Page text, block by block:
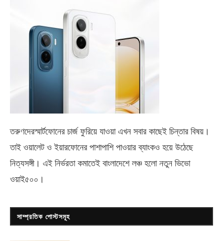
তরুণদেরস্মার্টফোনের চার্জ ফুরিয়ে যাওয়া এখন সবার কাছেই চিন্তার বিষয়।
তাই ওয়ালেট ও ইয়ারফোনের পাশাপাশি পাওয়ার ব্যাংকও হয়ে উঠেছে
নিত্যসঙ্গী। এই নির্ভরতা কমাতেই বাংলাদেশে লঞ্চ হলো নতুন ভিভো
ওয়াই৫০০ ।
সাম্প্রতিক পোস্টসমূহ